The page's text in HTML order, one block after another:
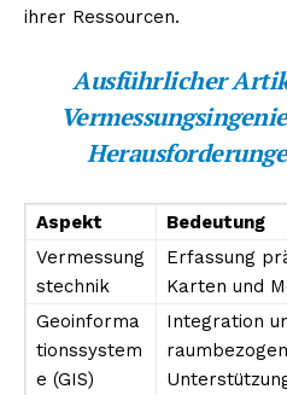
ihrer Ressourcen.
Ausführlicher
Aspekt
Bedeutung
Vermessung
stechnik
Erfassung
Karten und
Geoinforma
tionssystem
e (GIS)
Integration